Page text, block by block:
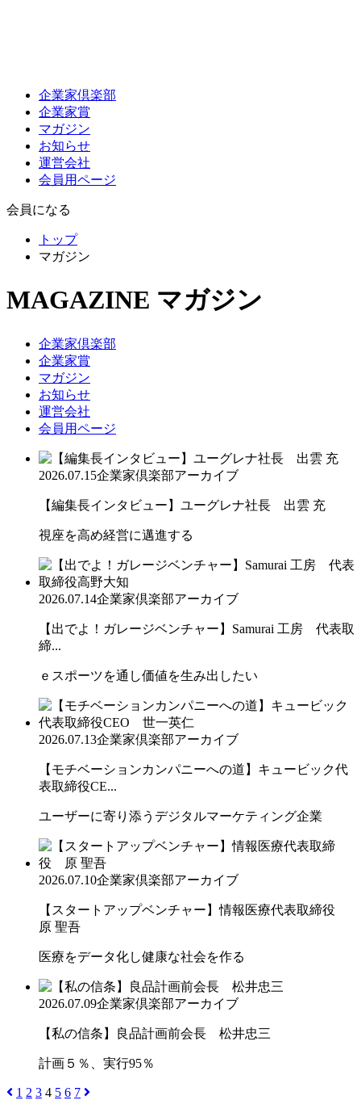
企業家倶楽部
企業家賞
マガジン
お知らせ
運営会社
会員用ページ
会員になる
トップ
マガジン
MAGAZINE マガジン
企業家倶楽部
企業家賞
マガジン
お知らせ
運営会社
会員用ページ
2026.07.15企業家倶楽部アーカイブ
【編集長インタビュー】ユーグレナ社長 出雲 充
視座を高め経営に邁進する
2026.07.14企業家倶楽部アーカイブ
【出でよ！ガレージベンチャー】Samurai 工房 代表取
締...
ｅスポーツを通し価値を生み出したい
2026.07.13企業家倶楽部アーカイブ
【モチベーションカンパニーへの道】キュービック代
表取締役CE...
ユーザーに寄り添うデジタルマーケティング企業
2026.07.10企業家倶楽部アーカイブ
【スタートアップベンチャー】情報医療代表取締役
原 聖吾
医療をデータ化し健康な社会を作る
2026.07.09企業家倶楽部アーカイブ
【私の信条】良品計画前会長 松井忠三
計画５％、実行95％
1 2 3 4 5 6 7